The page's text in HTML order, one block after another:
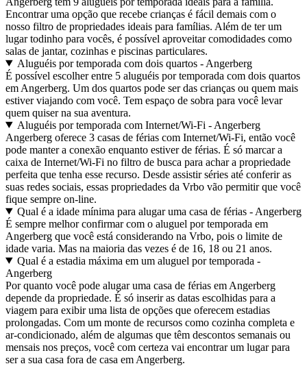
Encontrar uma opção que recebe crianças é fácil demais com o
nosso filtro de propriedades ideais para famílias. Além de ter um
lugar todinho para vocês, é possível aproveitar comodidades como
salas de jantar, cozinhas e piscinas particulares.
Aluguéis por temporada com dois quartos - Angerberg
É possível escolher entre 5 aluguéis por temporada com dois quartos
em Angerberg. Um dos quartos pode ser das crianças ou quem mais
estiver viajando com você. Tem espaço de sobra para você levar
quem quiser na sua aventura.
Aluguéis por temporada com Internet/Wi-Fi - Angerberg
Angerberg oferece 3 casas de férias com Internet/Wi-Fi, então você
pode manter a conexão enquanto estiver de férias. É só marcar a
caixa de Internet/Wi-Fi no filtro de busca para achar a propriedade
perfeita que tenha esse recurso. Desde assistir séries até conferir as
suas redes sociais, essas propriedades da Vrbo vão permitir que você
fique sempre on-line.
Qual é a idade mínima para alugar uma casa de férias - Angerberg
É sempre melhor confirmar com o aluguel por temporada em
Angerberg que você está considerando na Vrbo, pois o limite de
idade varia. Mas na maioria das vezes é de 16, 18 ou 21 anos.
Qual é a estadia máxima em um aluguel por temporada -
Angerberg
Por quanto você pode alugar uma casa de férias em Angerberg
depende da propriedade. É só inserir as datas escolhidas para a
viagem para exibir uma lista de opções que oferecem estadias
prolongadas. Com um monte de recursos como cozinha completa e
ar-condicionado, além de algumas que têm descontos semanais ou
mensais nos preços, você com certeza vai encontrar um lugar para
ser a sua casa fora de casa em Angerberg.